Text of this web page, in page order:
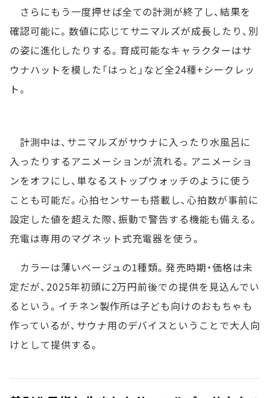
さらにもう一度押せば全ての計測が終了し、結果を
確認可能に。数値に応じてサニマルズが成長したり、別
の姿に進化したりする。育成可能なキャラクターはサ
ウナハットを模した「はっと」など全24種+シークレッ
ト。
計測中は、サニマルズがサウナに入ったり水風呂に
入ったりするアニメーションが流れる。アニメーショ
ンをオフにし、単なるストップウォッチのように使う
ことも可能だ。心拍センサーも搭載し、心拍数が事前に
設定した値を超えた際、振動で警告する機能も備える。
充電は専用のマグネット式充電器を使う。
カラーは薄いベージュの1種類。発売時期・価格は未
定だが、2025年初頭に2万円前後での提供を見込んでい
るという。イチネン製作所は子ども向けのおもちゃも
作っているが、サウナ用のデバイスということで大人向
けとして提供する。